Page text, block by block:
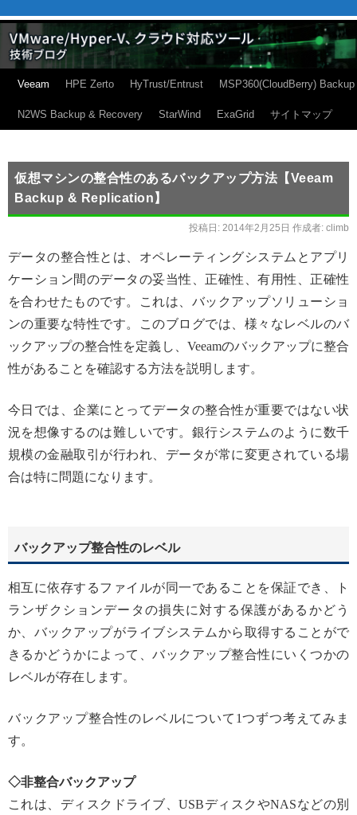
Veeam HPE Zerto HyTrust/Entrust MSP360(CloudBerry) Backup
N2WS Backup & Recovery StarWind ExaGrid サイトマップ
仮想マシンの整合性のあるバックアップ方法【Veeam
Backup & Replication】
投稿日: 2014年2月25日 作成者: climb
データの整合性とは、オペレーティングシステムとアプリ
ケーション間のデータの妥当性、正確性、有用性、正確性
を合わせたものです。これは、バックアップソリューショ
ンの重要な特性です。このブログでは、様々なレベルのバ
ックアップの整合性を定義し、Veeamのバックアップに整合
性があることを確認する方法を説明します。
今日では、企業にとってデータの整合性が重要ではない状
況を想像するのは難しいです。銀行システムのように数千
規模の金融取引が行われ、データが常に変更されている場
合は特に問題になります。
バックアップ整合性のレベル
相互に依存するファイルが同一であることを保証でき、ト
ランザクションデータの損失に対する保護があるかどう
か、バックアップがライブシステムから取得することがで
きるかどうかによって、バックアップ整合性にいくつかの
レベルが存在します。
バックアップ整合性のレベルについて1つずつ考えてみま
す。
◇非整合バックアップ
これは、ディスクドライブ、USBディスクやNASなどの別